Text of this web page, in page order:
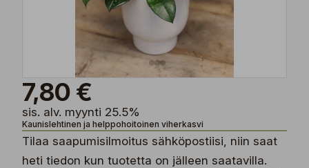
7,80 €
sis. alv. myynti 25.5%
Kaunislehtinen ja helppohoitoinen viherkasvi
Tilaa saapumisilmoitus sähköpostiisi, niin saat
heti tiedon kun tuotetta on jälleen saatavilla.